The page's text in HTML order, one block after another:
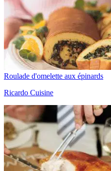
Roulade d'omelette aux épinards
Ricardo Cuisine